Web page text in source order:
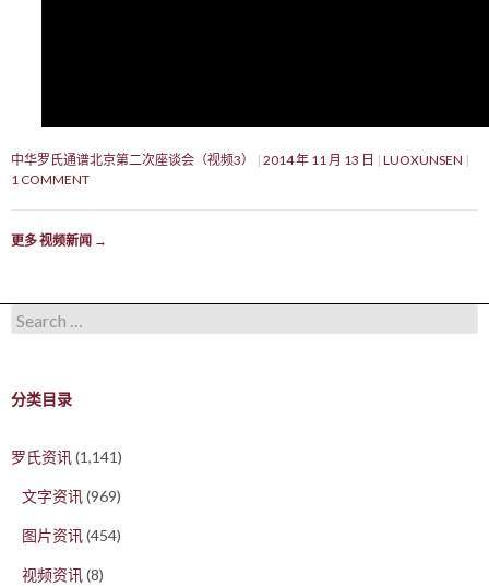
中华罗氏通谱北京第二次座谈会（视频3） 2014 年 11 月 13 日
LUOXUNSEN
1 COMMENT
更多 视频新闻 →
Search for:
分类目录
罗氏资讯(1,141)
文字资讯(969)
图片资讯(454)
视频资讯(8)